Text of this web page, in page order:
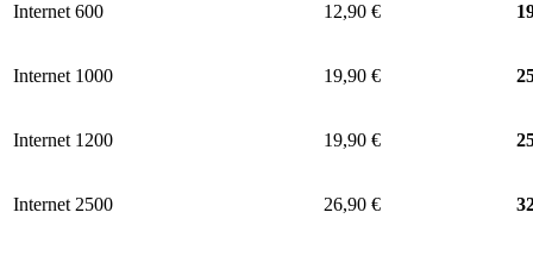
Internet 600 12,90 €
Internet 1000 19,90 €
Internet 1200 19,90 €
Internet 2500 26,90 €